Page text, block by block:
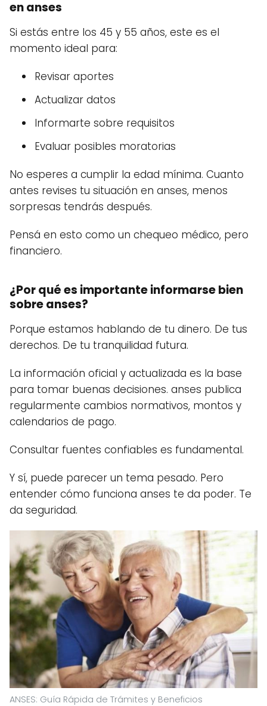
en anses
Si estás entre los 45 y 55 años, este es el
momento ideal para:
Revisar aportes
Actualizar datos
Informarte sobre requisitos
Evaluar posibles moratorias
No esperes a cumplir la edad mínima. Cuanto
antes revises tu situación en anses, menos
sorpresas tendrás después.
Pensá en esto como un chequeo médico, pero
financiero.
¿Por qué es importante informarse bien
sobre anses?
Porque estamos hablando de tu dinero. De tus
derechos. De tu tranquilidad futura.
La información oficial y actualizada es la base
para tomar buenas decisiones. anses publica
regularmente cambios normativos, montos y
calendarios de pago.
Consultar fuentes confiables es fundamental.
Y sí, puede parecer un tema pesado. Pero
entender cómo funciona anses te da poder. Te
da seguridad.
ANSES: Guía Rápida de Trámites y Beneficios